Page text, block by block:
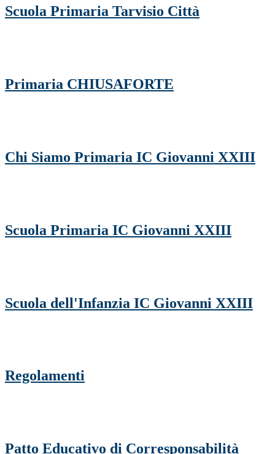
Scuola Primaria Tarvisio Città
Primaria CHIUSAFORTE
Chi Siamo Primaria IC Giovanni XXIII
Scuola Primaria IC Giovanni XXIII
Scuola dell'Infanzia IC Giovanni XXIII
Regolamenti
Patto Educativo di Corresponsabilità